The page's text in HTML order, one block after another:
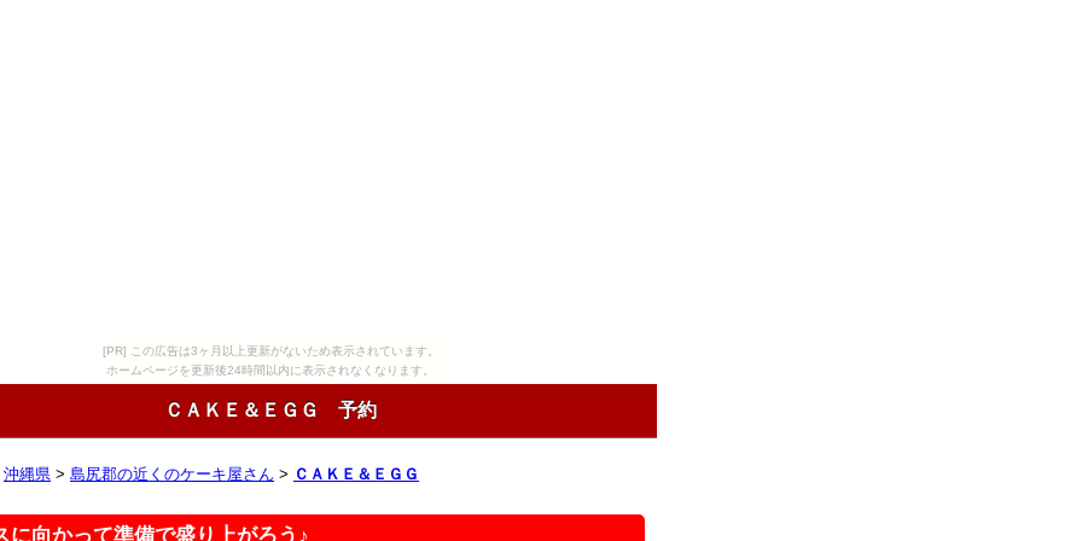
[PR] この広告は3ヶ月以上更新がないため表示されています。
ホームページを更新後24時間以内に表示されなくなります。
ＣＡＫＥ＆ＥＧＧ 予約
沖縄県 > 島尻郡の近くのケーキ屋さん > ＣＡＫＥ＆ＥＧＧ
に向かって準備で盛り上がろう♪